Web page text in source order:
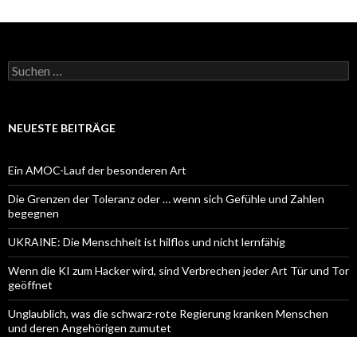
Suchen
nach:
NEUESTE BEITRÄGE
Ein AMOC-Lauf der besonderen Art
Die Grenzen der Toleranz oder … wenn sich Gefühle und Zahlen
begegnen
UKRAINE: Die Menschheit ist hilflos und nicht lernfähig
Wenn die KI zum Hacker wird, sind Verbrechen jeder Art Tür und Tor
geöffnet
Unglaublich, was die schwarz-rote Regierung kranken Menschen
und deren Angehörigen zumutet